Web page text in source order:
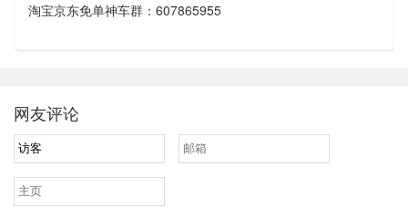
淘宝京东免单神车群：607865955
网友评论